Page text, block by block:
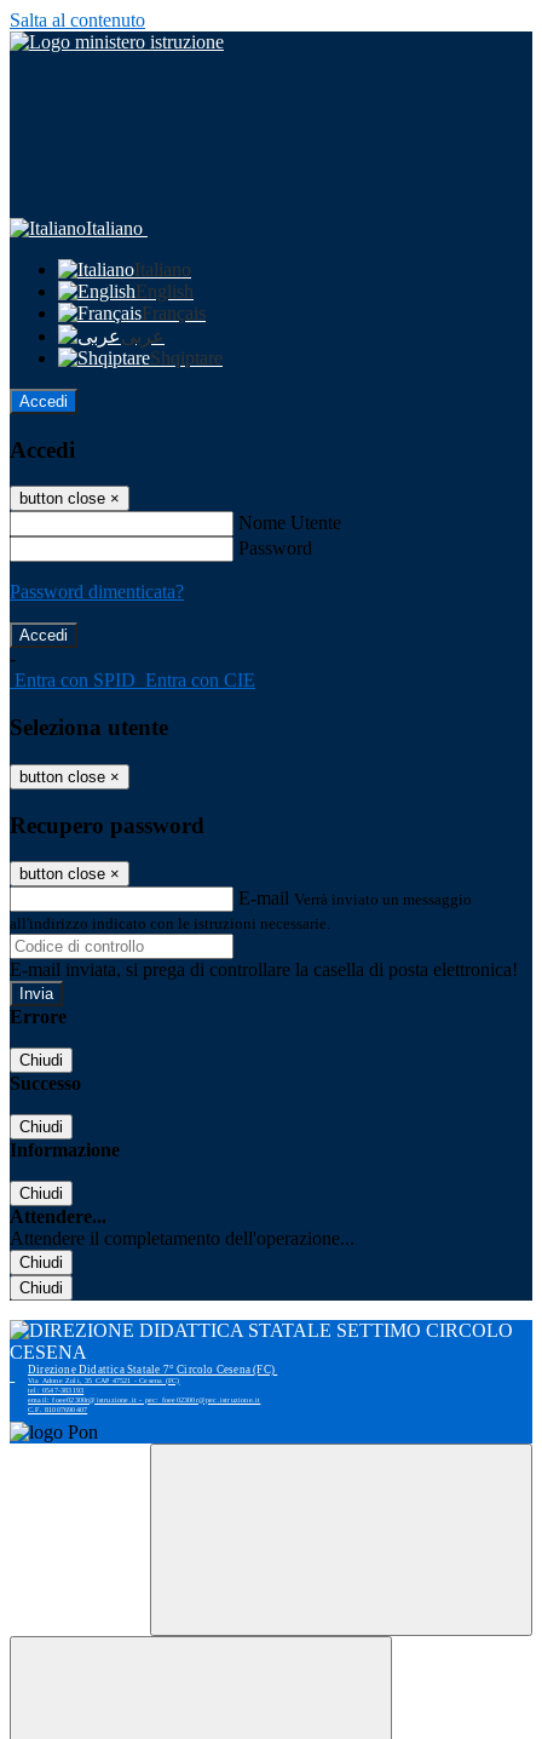
Salta al contenuto
Italiano
Italiano
English
Français
عربى
Shqiptare
Accedi
Accedi
button close ×
Nome Utente
Password
Password dimenticata?
-
Entra con SPID Entra con CIE
Seleziona utente
button close ×
Recupero password
button close ×
E-mail Verrà inviato un messaggio
all'indirizzo indicato con le istruzioni necessarie.
E-mail inviata, si prega di controllare la casella di posta elettronica!
Errore
Chiudi
Successo
Chiudi
Informazione
Chiudi
Attendere...
Attendere il completamento dell'operazione...
Chiudi
Chiudi
Direzione Didattica Statale 7° Circolo Cesena (FC)
Via Adone Zoli, 35 CAP 47521 - Cesena (FC)
tel: 0547-383193
email: foee02300r@istruzione.it - pec: foee02300r@pec.istruzione.it
C.F. 81007690407